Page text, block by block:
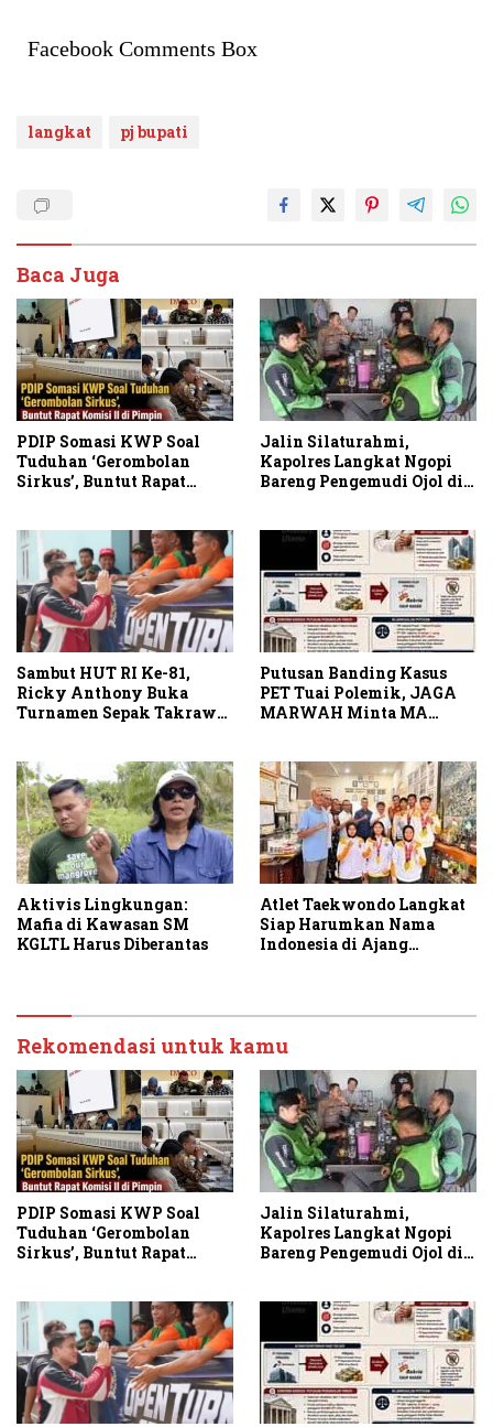
Facebook Comments Box
langkat pj bupati
Baca Juga
PDIP Somasi KWP Soal
Tuduhan ‘Gerombolan
Sirkus’, Buntut Rapat
Jalin Silaturahmi,
Kapolres Langkat Ngopi
Bareng Pengemudi Ojol di
Sambut HUT RI Ke-81,
Ricky Anthony Buka
Turnamen Sepak Takraw
Putusan Banding Kasus
PET Tuai Polemik, JAGA
MARWAH Minta MA
Aktivis Lingkungan:
Mafia di Kawasan SM
KGLTL Harus Diberantas
Atlet Taekwondo Langkat
Siap Harumkan Nama
Indonesia di Ajang
Rekomendasi untuk kamu
PDIP Somasi KWP Soal
Tuduhan ‘Gerombolan
Sirkus’, Buntut Rapat
Jalin Silaturahmi,
Kapolres Langkat Ngopi
Bareng Pengemudi Ojol di